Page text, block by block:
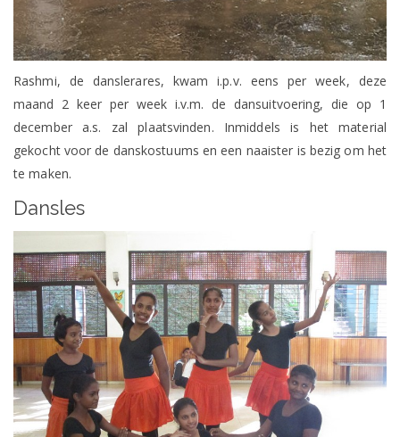
Rashmi, de danslerares, kwam i.p.v. eens per week, deze
maand 2 keer per week i.v.m. de dansuitvoering, die op 1
december a.s. zal plaatsvinden. Inmiddels is het material
gekocht voor de danskostuums en een naaister is bezig om het
te maken.
Dansles